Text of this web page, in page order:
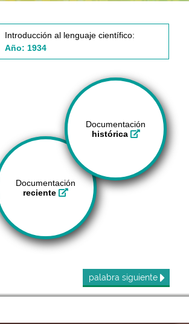
Introducción al lenguaje científico:
Año: 1934
Documentación
histórica
Documentación
reciente
palabra siguiente